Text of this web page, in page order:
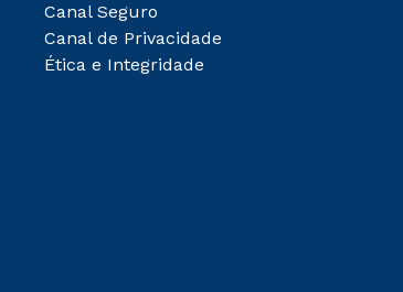
Canal Seguro
Canal de Privacidade
Ética e Integridade